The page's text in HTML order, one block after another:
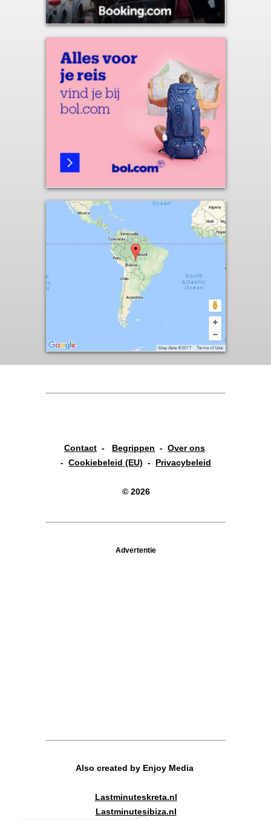
Contact - Begrippen -Over ons
-Cookiebeleid (EU) - Privacybeleid
© 2026
Advertentie
Also created by Enjoy Media
Lastminuteskreta.nl
Lastminutesibiza.nl